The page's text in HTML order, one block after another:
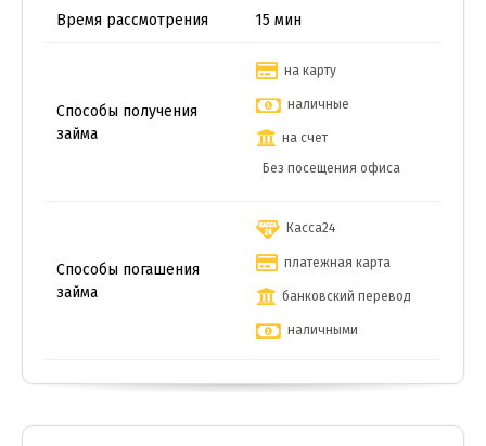
Время рассмотрения 15 мин
Способы получения
займа
на карту
наличные
на счет
Без посещения офиса
Способы погашения
займа
Касса24
платежная карта
банковский перевод
наличными